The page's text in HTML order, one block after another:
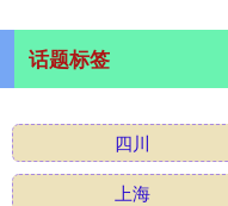
话题标签
四川
上海